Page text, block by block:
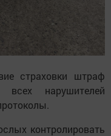
страховки штраф
нарушителей
контролировать